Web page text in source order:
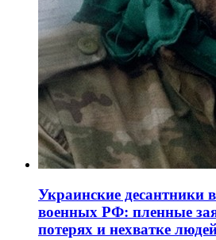
Украинские десантники
военных РФ: пленные
потерях и нехватке